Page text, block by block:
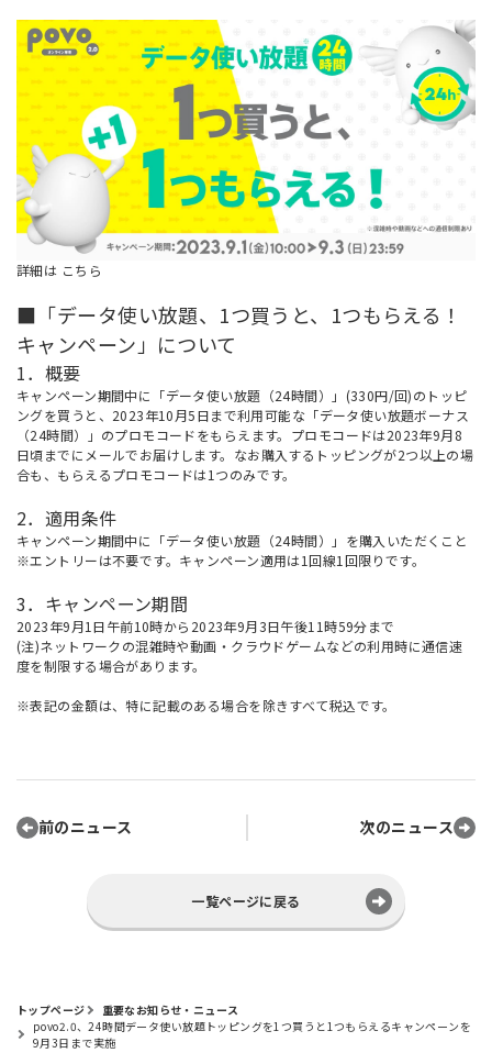
詳細は こちら
■「データ使い放題、1つ買うと、1つもらえる！
キャンペーン」について
1．概要
キャンペーン期間中に「データ使い放題（24時間）」(330円/回)のトッピ
ングを買うと、2023年10月5日まで利用可能な「データ使い放題ボーナス
（24時間）」のプロモコードをもらえます。プロモコードは2023年9月8
日頃までにメールでお届けします。なお購入するトッピングが2つ以上の場
合も、もらえるプロモコードは1つのみです。
2．適用条件
キャンペーン期間中に「データ使い放題（24時間）」を購入いただくこと
※エントリーは不要です。キャンペーン適用は1回線1回限りです。
3．キャンペーン期間
2023年9月1日午前10時から2023年9月3日午後11時59分まで
(注)ネットワークの混雑時や動画・クラウドゲームなどの利用時に通信速
度を制限する場合があります。
※表記の金額は、特に記載のある場合を除きすべて税込です。
前のニュース 次のニュース
一覧ページに戻る
トップページ
重要なお知らせ・ニュース
povo2.0、24時間データ使い放題トッピングを1つ買うと1つもらえるキャンペーンを
9月3日まで実施